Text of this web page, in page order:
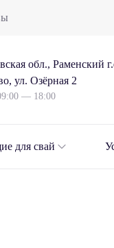
обл., Раменский
ул. Озёрная 2
— 18:00
для свай